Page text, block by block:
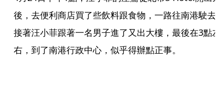
後，去便利商店買了些飲料跟食物，一路往南港駛去
接著汪小菲跟著一名男子進了又出大樓，最後在3點
右，到了南港行政中心，似乎得辦點正事。